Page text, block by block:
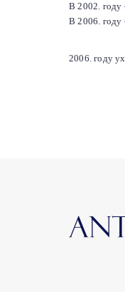
В 2002. году
В 2006. году
2006. году